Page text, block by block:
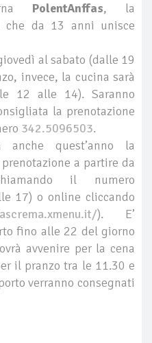
PolentAnffas, la
che da 13 anni unisce
al sabato (dalle 19
invece, la cucina sarà
12 alle 14). Saranno
la prenotazione
342.5096503.
anche quest’anno la
a partire da
il numero
17) o online cliccando
). E’
fino alle 22 del giorno
avvenire per la cena
il pranzo tra le 11.30 e
verranno consegnati